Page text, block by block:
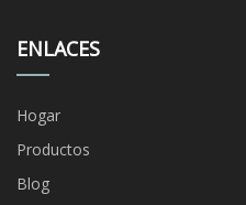
ENLACES
Hogar
Productos
Blog